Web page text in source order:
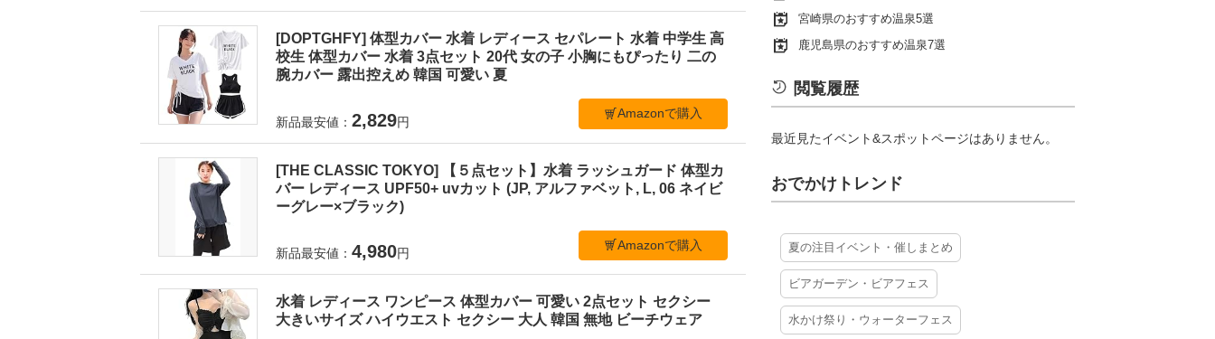
[DOPTGHFY] 体型カバー 水着 レディース セパレート 水着 中学生 高
校生 体型カバー 水着 3点セット 20代 女の子 小胸にもぴったり 二の
腕カバー 露出控えめ 韓国 可愛い 夏
新品最安値： 2,829円
Amazonで購入
[THE CLASSIC TOKYO] 【５点セット】水着 ラッシュガード 体型カ
バー レディース UPF50+ uvカット (JP, アルファベット, L, 06 ネイビ
ーグレー×ブラック)
新品最安値： 4,980円
Amazonで購入
水着 レディース ワンピース 体型カバー 可愛い 2点セット セクシー
大きいサイズ ハイウエスト セクシー 大人 韓国 無地 ビーチウェア
宮崎県のおすすめ温泉5選
鹿児島県のおすすめ温泉7選
閲覧履歴
最近見たイベント&スポットページはありません。
おでかけトレンド
夏の注目イベント・催しまとめ
ビアガーデン・ビアフェス
水かけ祭り・ウォーターフェス